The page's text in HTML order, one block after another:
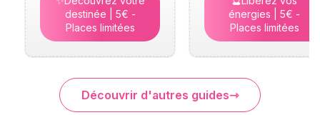
destinée | 5€ -
Places limitées
énergies | 5€ -
Places limitées
Découvrir d'autres guides